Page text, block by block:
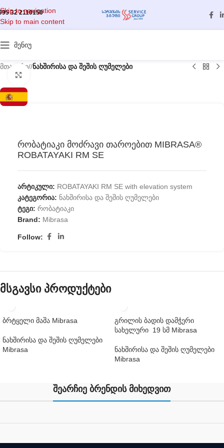
Skip to navigation
Skip to main content
32 2110150
მენიუ
მთავარი/ ნახშირისა და შეშის ღუმელები
რობატიაკი მოძრავი თაროებით MIBRASA®
ROBATAYAKI RM SE
არტიკული: ROBATAYAKI RM SE with elevation system
კატეგორია: ნახშირისა და შეშის ღუმელები
ტეგი: რობატიაკი
Brand: Mibrasa
Follow:
მსგავსი პროდუქტები
ბრტყელი მაშა Mibrasa
ნახშირისა და შეშის ღუმელები
Mibrasa
გრილის ბადის დამჭერი
სახელური 19 სმ Mibrasa
ნახშირისა და შეშის ღუმელები
Mibrasa
შეარჩიე ბრენდის მიხედვით